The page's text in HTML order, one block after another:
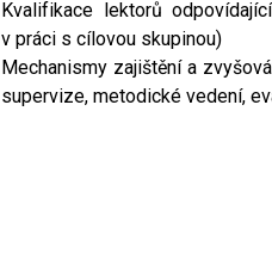
Kvalifikace lektorů
v práci s cílovou skupinou)
Mechanismy zajištění a
supervize, metodické vedení,